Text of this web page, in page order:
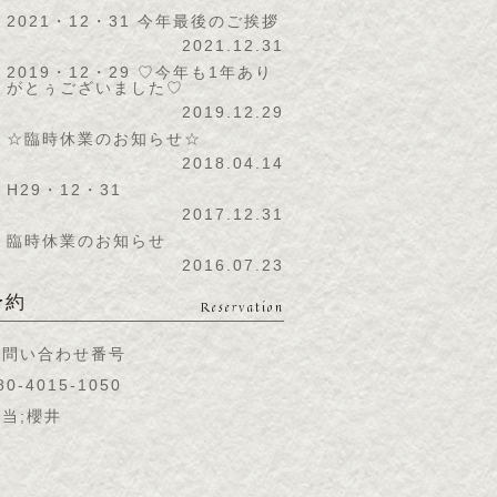
2021・12・31 今年最後のご挨拶
2021.12.31
2019・12・29 ♡今年も1年あり
がとぅございました♡
2019.12.29
☆臨時休業のお知らせ☆
2018.04.14
H29・12・31
2017.12.31
臨時休業のお知らせ
2016.07.23
約 Reservation
い合わせ番号
4015-1050
;櫻井